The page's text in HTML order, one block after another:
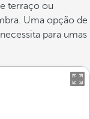
terraço ou
Uma opção de
para umas